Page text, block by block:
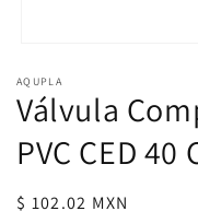
multimedia
1
en
ventana
modal
AQUPLA
Válvula
PVC CED
Precio
$ 102.02 MXN